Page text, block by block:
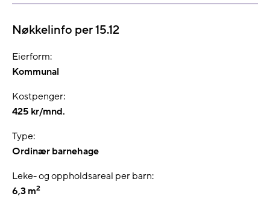
Nøkkelinfo per 15.12
Eierform:
Kommunal
Kostpenger:
425 kr/mnd.
Type:
Ordinær barnehage
Leke- og oppholdsareal per barn:
6,3 m2